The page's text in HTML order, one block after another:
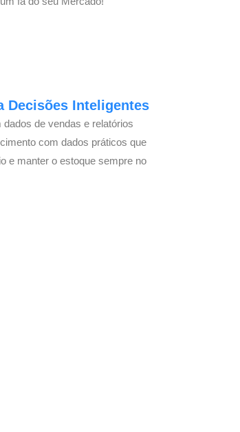
Decisões Inteligentes
de vendas e relatórios
com dados práticos que
e manter o estoque sempre no